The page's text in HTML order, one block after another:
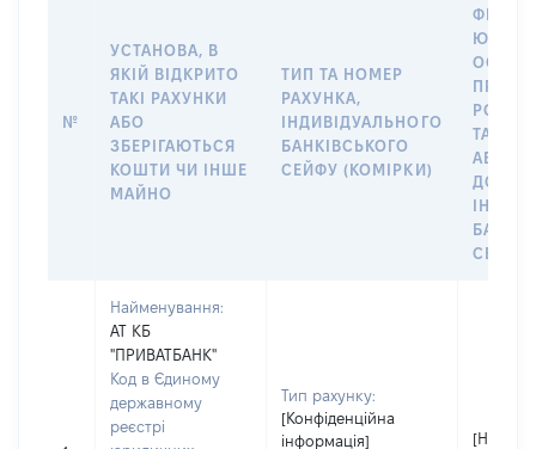
№
УСТАНОВА, В
ЯКІЙ ВІДКРИТО
ТАКІ РАХУНКИ
АБО
ЗБЕРІГАЮТЬСЯ
КОШТИ ЧИ ІНШЕ
МАЙНО
ТИП ТА НОМЕР
РАХУНКА,
ІНДИВІДУАЛЬНОГО
БАНКІВСЬКОГО
СЕЙФУ (КОМІРКИ)
ПРАВО
ТАКИМ
АБО
ДО
СЕЙФУ
Найменування:
АТ КБ
"ПРИВАТБАНК"
Код в Єдиному
державному
реєстрі
Тип рахунку:
[Конфіденційна
інформація]
[Не